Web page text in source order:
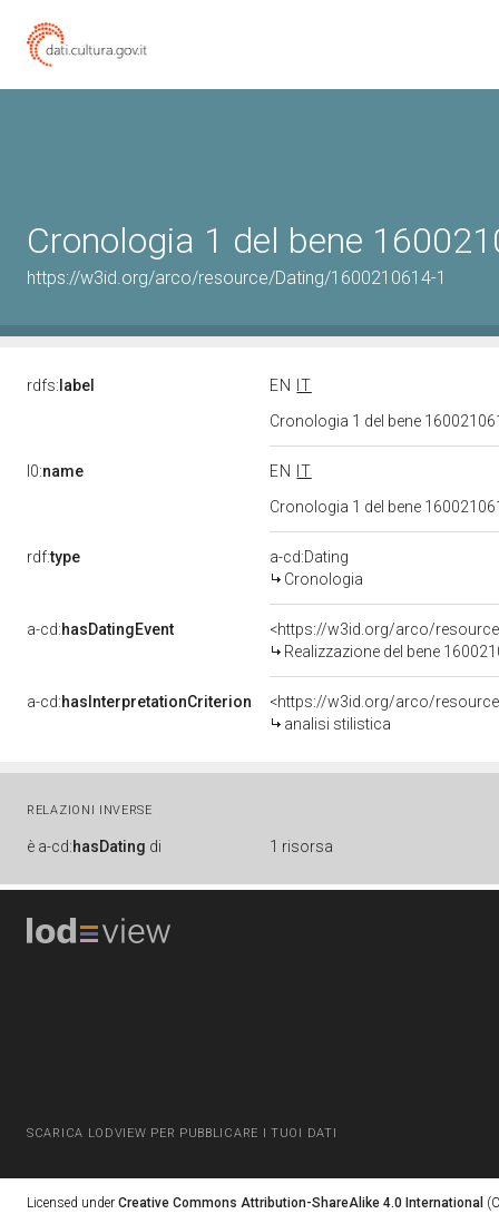
Cronologia 1 del bene
https://w3id.org/arco/resource/Dating/1600210614-1
rdfs: label EN
IT
Cronologia 1 del bene
l0:name EN
IT
Cronologia 1 del bene
rdf:type
a-cd:Dating
Cronologia
a-cd:hasDatingEvent
<https://w3id.org/arco/
Realizzazione del bene
a-cd:hasInterpretationCriterion
<https://w3id.org/arco/
analisi stilistica
RELAZIONI INVERSE
è a-cd:hasDating di 1 risorsa
SCARICA LODVIEW PER PUBBLICARE I TUOI DATI
Licensed under Creative Commons Attribution-ShareAlike 4.0 International